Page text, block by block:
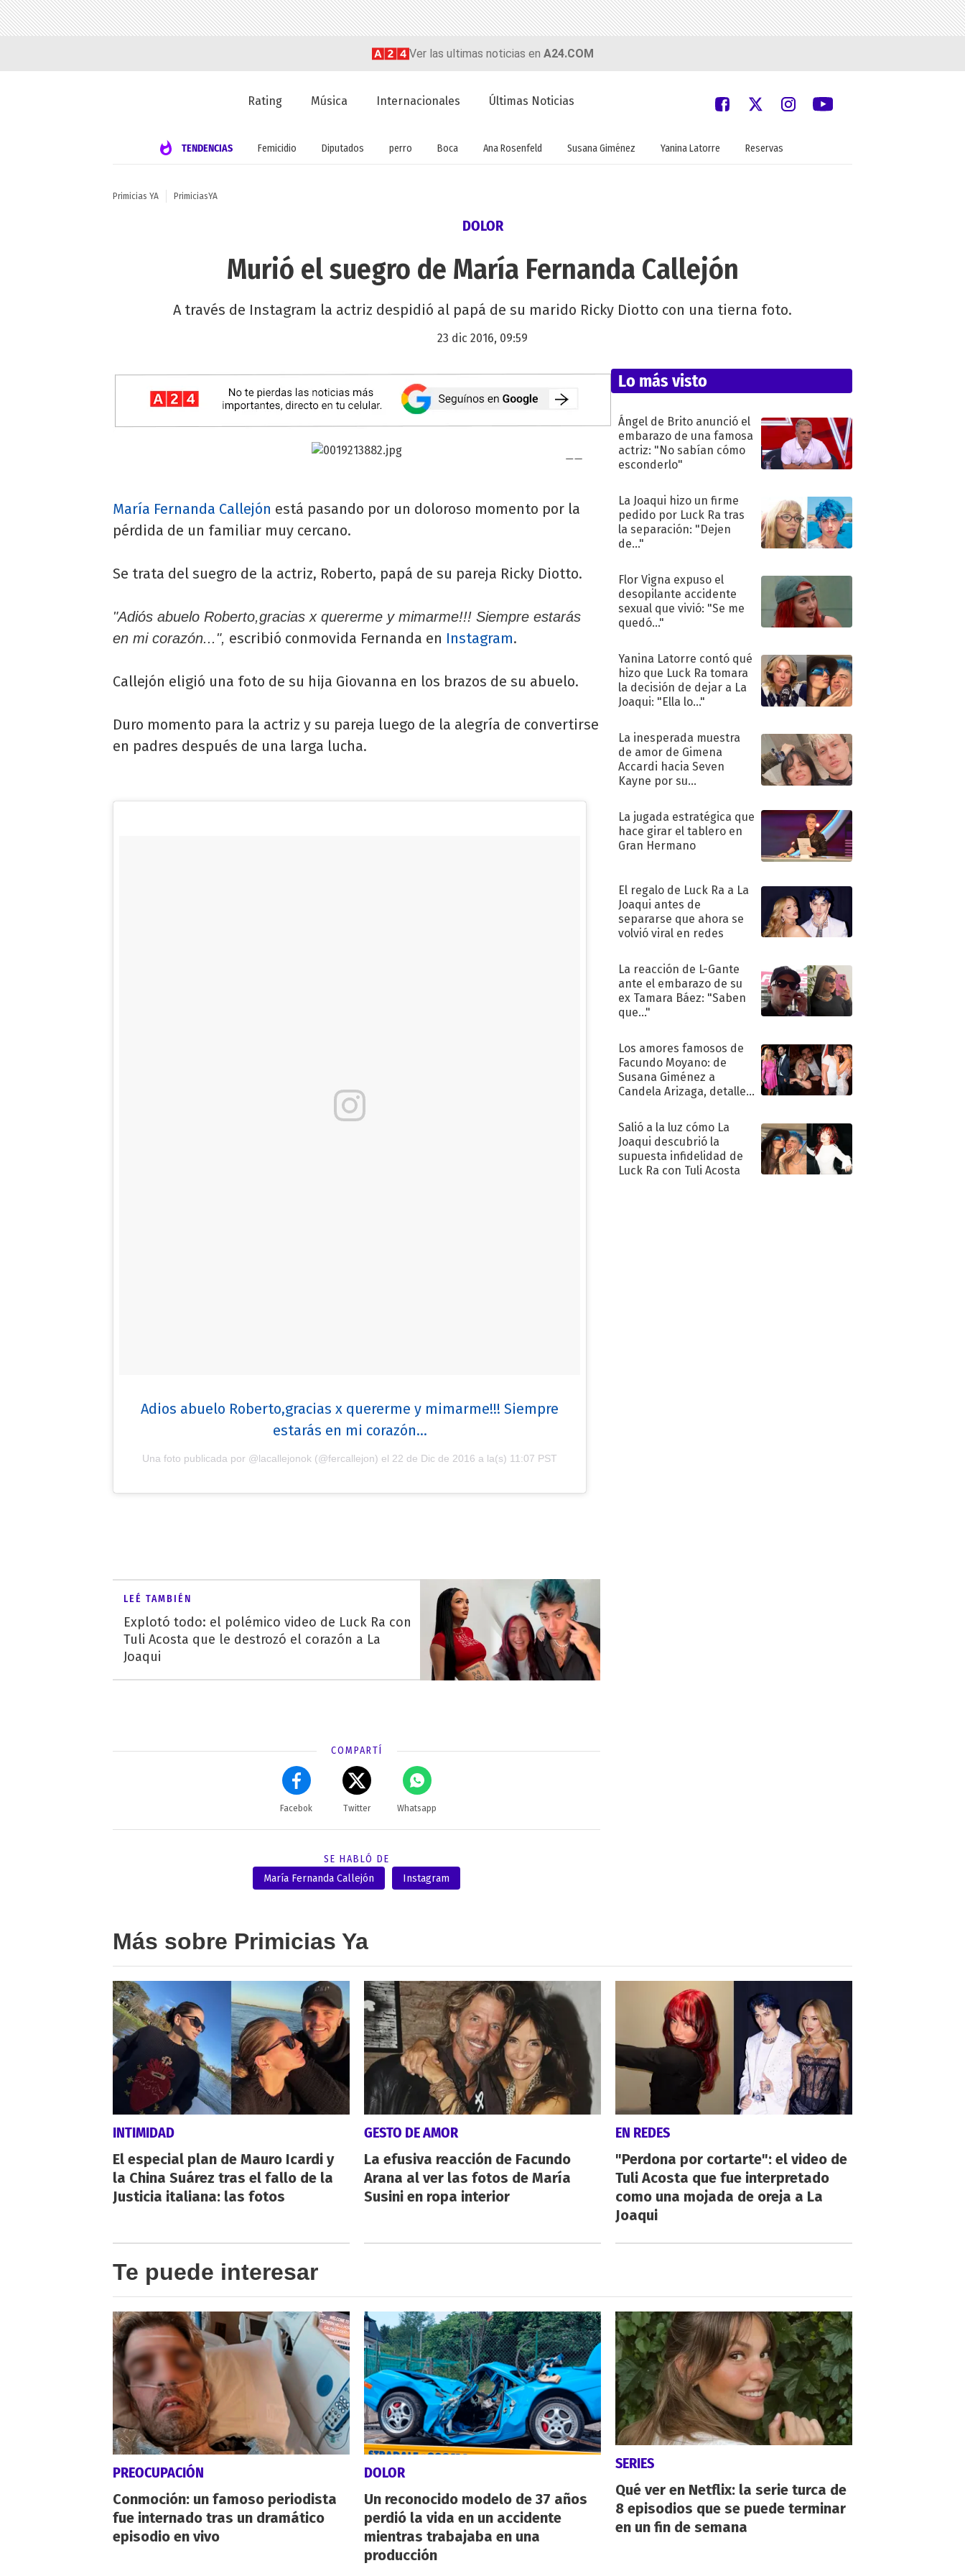
Ver las ultimas noticias en A24.COM
Rating Música Internacionales Últimas Noticias
TENDENCIAS Femicidio Diputados perro Boca Ana Rosenfeld Susana Giménez Yanina Latorre Reservas
Primicias YA PrimiciasYA
DOLOR
Murió el suegro de María Fernanda Callejón
A través de Instagram la actriz despidió al papá de su marido Ricky Diotto con una tierna foto.
23 dic 2016, 09:59
María Fernanda Callejón está pasando por un doloroso momento por la
pérdida de un familiar muy cercano.
Se trata del suegro de la actriz, Roberto, papá de su pareja Ricky Diotto.
"Adiós abuelo Roberto,gracias x quererme y mimarme!!! Siempre estarás
en mi corazón...", escribió conmovida Fernanda en Instagram.
Callejón eligió una foto de su hija Giovanna en los brazos de su abuelo.
Duro momento para la actriz y su pareja luego de la alegría de convertirse
en padres después de una larga lucha.
Adios abuelo Roberto,gracias x quererme y mimarme!!! Siempre
estarás en mi corazón...
Una foto publicada por @lacallejonok (@fercallejon) el 22 de Dic de 2016 a la(s) 11:07 PST
LEÉ TAMBIÉN
Explotó todo: el polémico video de Luck Ra con
Tuli Acosta que le destrozó el corazón a La
Joaqui
COMPARTÍ
Facebok Twitter Whatsapp
SE HABLÓ DE
María Fernanda Callejón
Instagram
Lo más visto
Ángel de Brito anunció el
embarazo de una famosa
actriz: "No sabían cómo
esconderlo"
La Joaqui hizo un firme
pedido por Luck Ra tras
la separación: "Dejen
de..."
Flor Vigna expuso el
desopilante accidente
sexual que vivió: "Se me
quedó..."
Yanina Latorre contó qué
hizo que Luck Ra tomara
la decisión de dejar a La
Joaqui: "Ella lo..."
La inesperada muestra
de amor de Gimena
Accardi hacia Seven
Kayne por su
La jugada estratégica que
hace girar el tablero en
Gran Hermano
El regalo de Luck Ra a La
Joaqui antes de
separarse que ahora se
volvió viral en redes
La reacción de L-Gante
ante el embarazo de su
ex Tamara Báez: "Saben
que..."
Los amores famosos de
Facundo Moyano: de
Susana Giménez a
Candela Arizaga, detalles
sentimental
Salió a la luz cómo La
Joaqui descubrió la
supuesta infidelidad de
Luck Ra con Tuli Acosta
Más sobre Primicias Ya
INTIMIDAD
El especial plan de Mauro Icardi y
la China Suárez tras el fallo de la
Justicia italiana: las fotos
GESTO DE AMOR
La efusiva reacción de Facundo
Arana al ver las fotos de María
Susini en ropa interior
EN REDES
"Perdona por cortarte": el video de
Tuli Acosta que fue interpretado
como una mojada de oreja a La
Joaqui
Te puede interesar
PREOCUPACIÓN
Conmoción: un famoso periodista
fue internado tras un dramático
episodio en vivo
DOLOR
Un reconocido modelo de 37 años
perdió la vida en un accidente
mientras trabajaba en una
producción
SERIES
Qué ver en Netflix: la serie turca de
8 episodios que se puede terminar
en un fin de semana